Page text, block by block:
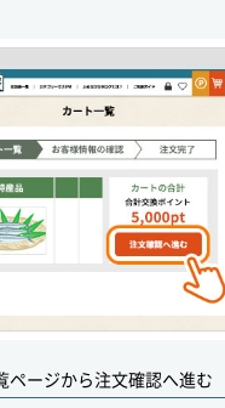
ページから注文確認へ進む